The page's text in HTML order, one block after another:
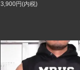
3,900円(内税)